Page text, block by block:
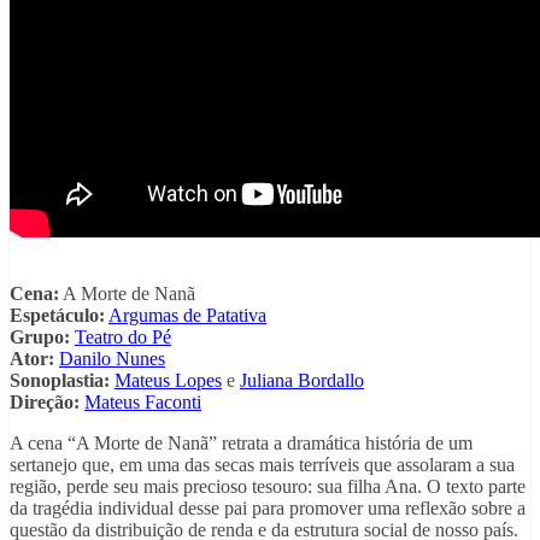
Cena: A Morte de Nanã
Espetáculo: Argumas de Patativa
Grupo: Teatro do Pé
Ator: Danilo Nunes
Sonoplastia: Mateus Lopes e Juliana Bordallo
Direção: Mateus Faconti
A cena “A Morte de Nanã” retrata a dramática história de um
sertanejo que, em uma das secas mais terríveis que assolaram a sua
região, perde seu mais precioso tesouro: sua filha Ana. O texto parte
da tragédia individual desse pai para promover uma reflexão sobre a
questão da distribuição de renda e da estrutura social de nosso país.